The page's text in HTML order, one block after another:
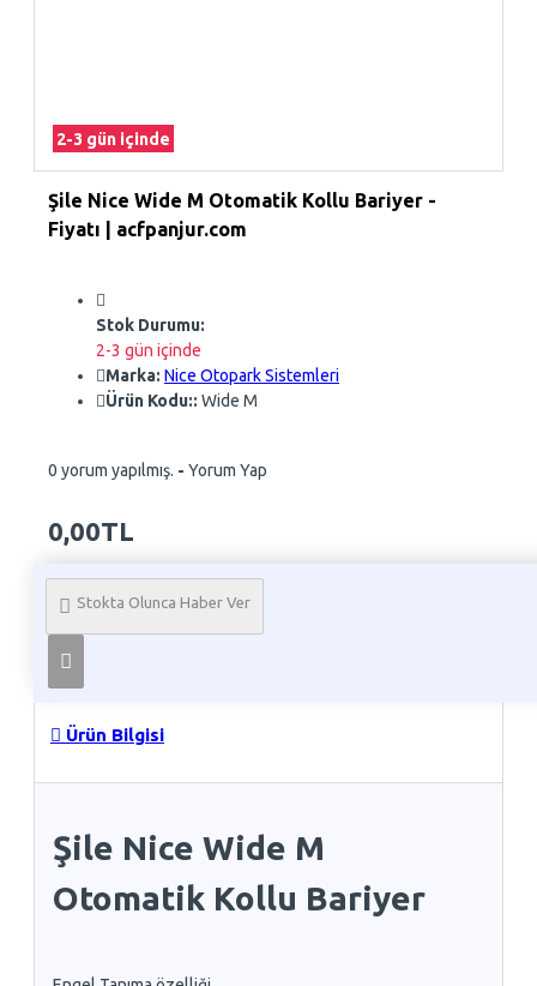
2-3 gün içinde
Şile Nice Wide M Otomatik Kollu Bariyer -
Fiyatı | acfpanjur.com
Stok Durumu:
2-3 gün içinde
Marka: Nice Otopark Sistemleri
Ürün Kodu:: Wide M
0 yorum yapılmış. - Yorum Yap
0,00TL
Stokta Olunca Haber Ver
Telefon İle Sipariş
Ürün Bilgisi
Şile Nice Wide M
Otomatik Kollu Bariyer